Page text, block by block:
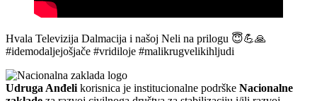
Hvala Televizija Dalmacija i našoj Neli na prilogu 😇💪🙏
#idemodaljejošjače #vridiloje #malikrugvelikihljudi
Udruga Anđeli korisnica je institucionalne podrške Nacionalne